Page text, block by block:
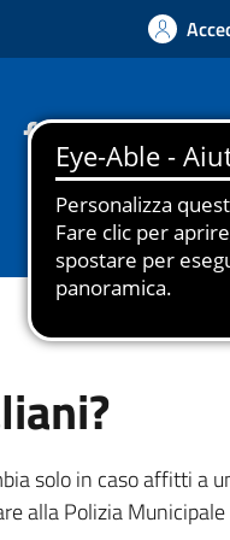
FacebookInstagramYouTube
Sport Associazioni
solo in caso affitti a
alla Polizia